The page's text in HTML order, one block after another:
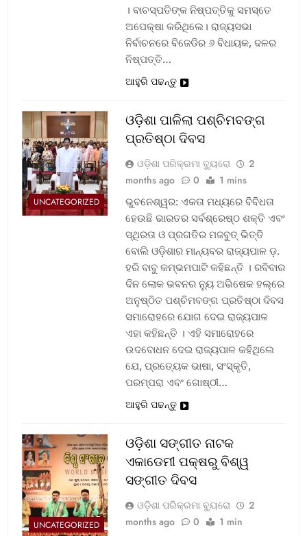
। ବାଚସ୍ପତିଙ୍କ ନିଷ୍ପତ୍ତିକୁ ସମସ୍ତେ
ଅପେକ୍ଷା କରିଥିଲେ। ରାଜ୍ୟସଭା
ନିର୍ବାଚନରେ ବିଜେଡିର ୬ ବିଧାୟକ, ଦଳର
ନିଷ୍ପତ୍ତି…
ଆହୁରି ପଢନ୍ତୁ
UNCATEGORIZED
ଓଡ଼ିଶା ପାଳିଲା ପଶ୍ଚିମବଙ୍ଗ
ପ୍ରତିଷ୍ଠା ଦିବସ
ଓଡ଼ିଶା ପରିକ୍ରମା ବ୍ୟୁରୋ
2
months ago
0 1 mins
ଭୁବନେଶ୍ୱର: ଏକତା ମଧ୍ୟରେ ବିବିଧତା
ହେଉଛି ଭାରତର ସର୍ବଶ୍ରେଷ୍ଠ ଶକ୍ତି ଏବଂ
ସ୍ଥିରତା ଓ ପ୍ରଗତିର ମଜବୁତ୍ ଭିତ୍ତି
ବୋଲି ଓଡ଼ିଶାର ମାନ୍ୟବର ରାଜ୍ୟପାଳ ଡ଼.
ହରି ବାବୁ କମ୍ଭମପାଟି କହିଛନ୍ତି । ରବିବାର
ଦିନ ଲୋକ ଭବନର ନ୍ୟୁ ଅଭିଷେକ ହଲ୍‌ରେ
ଅନୁଷ୍ଠିତ ପଶ୍ଚିମବଙ୍ଗ ପ୍ରତିଷ୍ଠା ଦିବସ
ସମାରୋହରେ ଯୋଗ ଦେଇ ରାଜ୍ୟପାଳ
ଏହା କହିଛନ୍ତି । ଏହି ସମାରୋହରେ
ଉଦବୋଧନ ଦେଇ ରାଜ୍ୟପାଳ କହିଥିଲେ
ଯେ, ପ୍ରତ୍ୟେକ ଭାଷା, ସଂସ୍କୃତି,
ପରମ୍ପରା ଏବଂ ଗୋଷ୍ଠୀ…
ଆହୁରି ପଢନ୍ତୁ
UNCATEGORIZED
ଓଡ଼ିଶା ସଙ୍ଗୀତ ନାଟକ
ଏକାଡେମୀ ପକ୍ଷରୁ ବିଶ୍ୱ
ସଙ୍ଗୀତ ଦିବସ
ଓଡ଼ିଶା ପରିକ୍ରମା ବ୍ୟୁରୋ
2
months ago
0 1 min